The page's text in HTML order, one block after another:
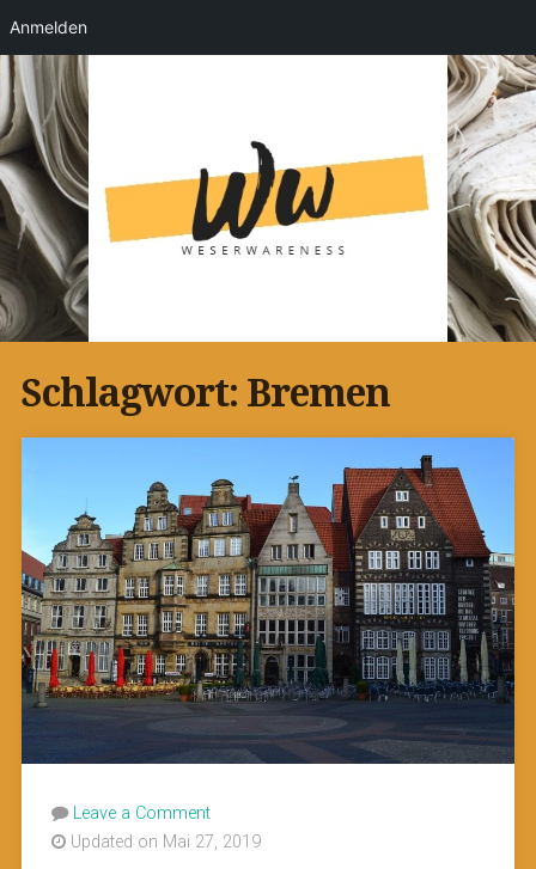
Anmelden
Schlagwort: Bremen
Leave a Comment
Updated on Mai 27, 2019